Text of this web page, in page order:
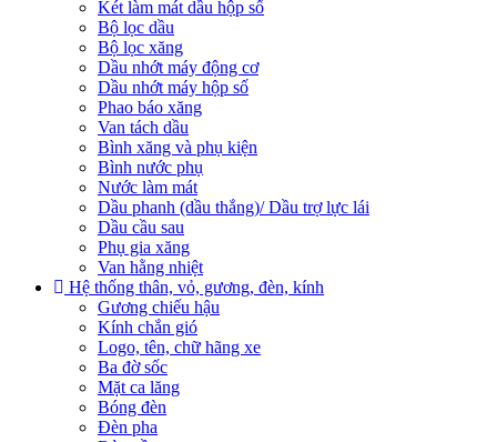
Két làm mát dầu hộp số
Bộ lọc dầu
Bộ lọc xăng
Dầu nhớt máy động cơ
Dầu nhớt máy hộp số
Phao báo xăng
Van tách dầu
Bình xăng và phụ kiện
Bình nước phụ
Nước làm mát
Dầu phanh (dầu thắng)/ Dầu trợ lực lái
Dầu cầu sau
Phụ gia xăng
Van hằng nhiệt
Hệ thống thân, vỏ, gương, đèn, kính
Gương chiếu hậu
Kính chắn gió
Logo, tên, chữ hãng xe
Ba đờ sốc
Mặt ca lăng
Bóng đèn
Đèn pha